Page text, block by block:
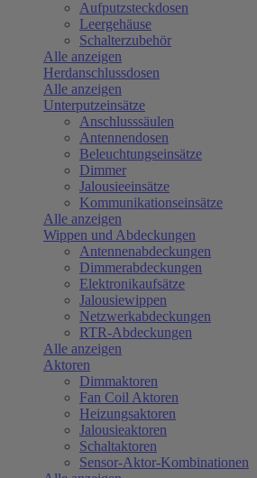
Aufputzsteckdosen
Leergehäuse
Schalterzubehör
Alle anzeigen
Herdanschlussdosen
Alle anzeigen
Unterputzeinsätze
Anschlusssäulen
Antennendosen
Beleuchtungseinsätze
Dimmer
Jalousieeinsätze
Kommunikationseinsätze
Alle anzeigen
Wippen und Abdeckungen
Antennenabdeckungen
Dimmerabdeckungen
Elektronikaufsätze
Jalousiewippen
Netzwerkabdeckungen
RTR-Abdeckungen
Alle anzeigen
Aktoren
Dimmaktoren
Fan Coil Aktoren
Heizungsaktoren
Jalousieaktoren
Schaltaktoren
Sensor-Aktor-Kombinationen